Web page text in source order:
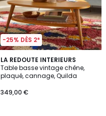
-25% DÈS 2*
LA REDOUTE INTERIEURS
Table basse vintage chêne,
plaqué, cannage, Quilda
349,00 €
4
/
5